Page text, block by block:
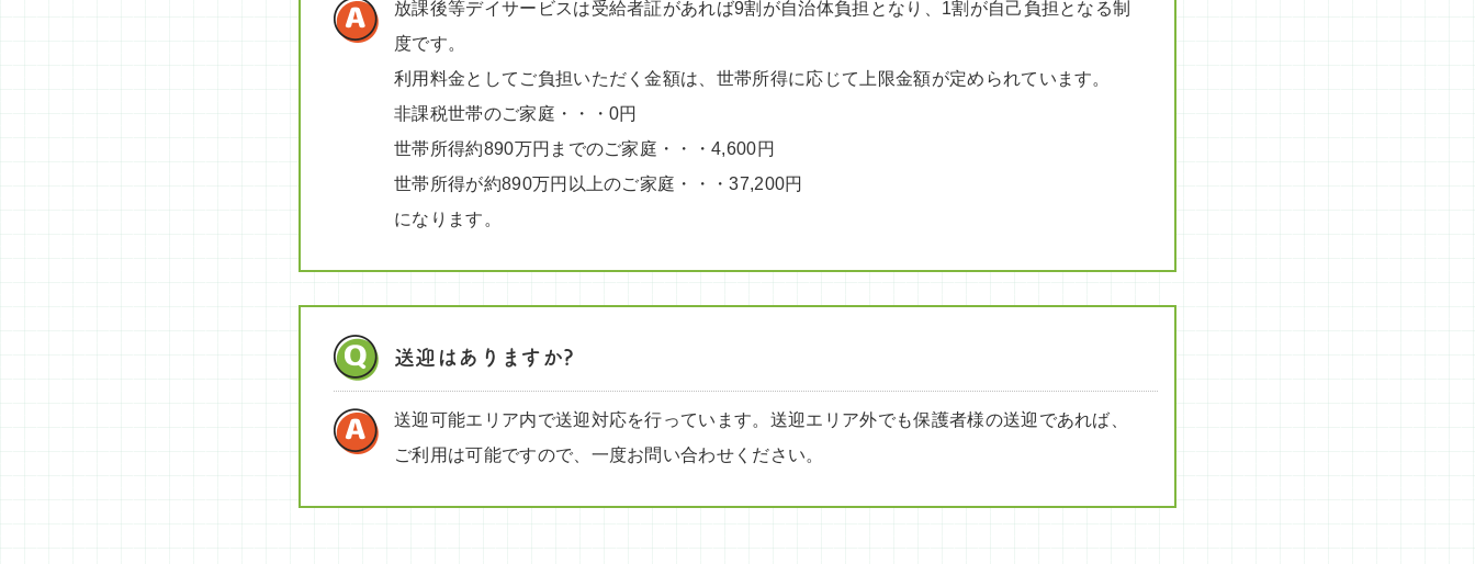
放課後等デイサービスは受給者証があれば9割が自治体負担となり、1割が自己負担となる制
度です。
利用料金としてご負担いただく金額は、世帯所得に応じて上限金額が定められています。
非課税世帯のご家庭・・・0円
世帯所得約890万円までのご家庭・・・4,600円
世帯所得が約890万円以上のご家庭・・・37,200円
になります。
送迎はありますか?
送迎可能エリア内で送迎対応を行っています。送迎エリア外でも保護者様の送迎であれば、
ご利用は可能ですので、一度お問い合わせください。